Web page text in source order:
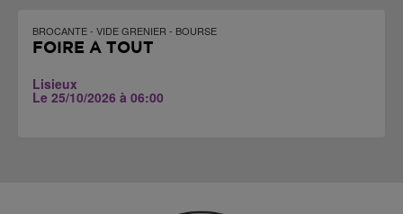
BROCANTE - VIDE GRENIER - BOURSE
FOIRE À TOUT
Lisieux
Le 25/10/2026 à 06:00